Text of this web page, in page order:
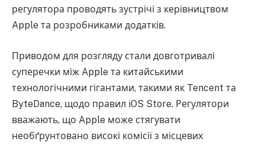
регулятора проводять зустрічі з керівництвом
Apple та розробниками додатків.
Приводом для розгляду стали довготривалі
суперечки між Apple та китайськими
технологічними гігантами, такими як Tencent та
ByteDance, щодо правил iOS Store. Регулятори
вважають, що Apple може стягувати
необґрунтовано високі комісії з місцевих